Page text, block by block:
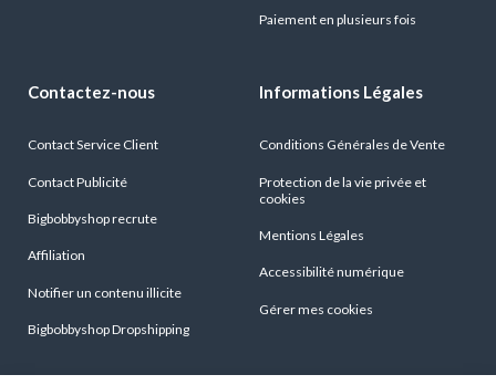
Paiement en plusieurs fois
Contactez-nous
Contact Service Client
Contact Publicité
Bigbobbyshop recrute
Affiliation
Notifier un contenu illicite
Bigbobbyshop Dropshipping
Informations Légales
Conditions Générales de Vente
Protection de la vie privée et
cookies
Mentions Légales
Accessibilité numérique
Gérer mes cookies